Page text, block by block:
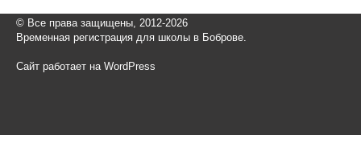
© Все права защищены, 2012-2026
Временная регистрация для школы в Боброве.
Сайт работает на WordPress